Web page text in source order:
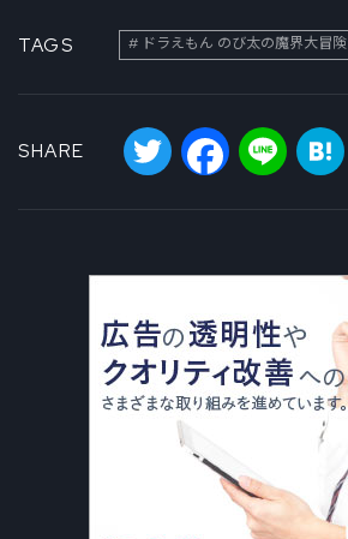
TAGS ドラえもん のび太の魔界大冒険
SHARE
Twitter Facebook
Line